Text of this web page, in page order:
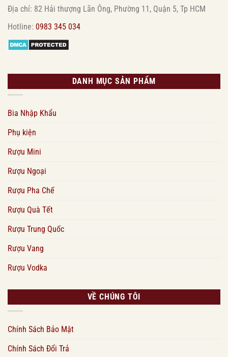
Địa chỉ: 82 Hải thượng Lãn Ông, Phường 11, Quận 5, Tp HCM
Hotline: 0983 345 034
DANH MỤC SẢN PHẨM
Bia Nhập Khẩu
Phụ kiện
Rượu Mini
Rượu Ngoại
Rượu Pha Chế
Rượu Quà Tết
Rượu Trung Quốc
Rượu Vang
Rượu Vodka
VỀ CHÚNG TÔI
Chính Sách Bảo Mật
Chính Sách Đổi Trả